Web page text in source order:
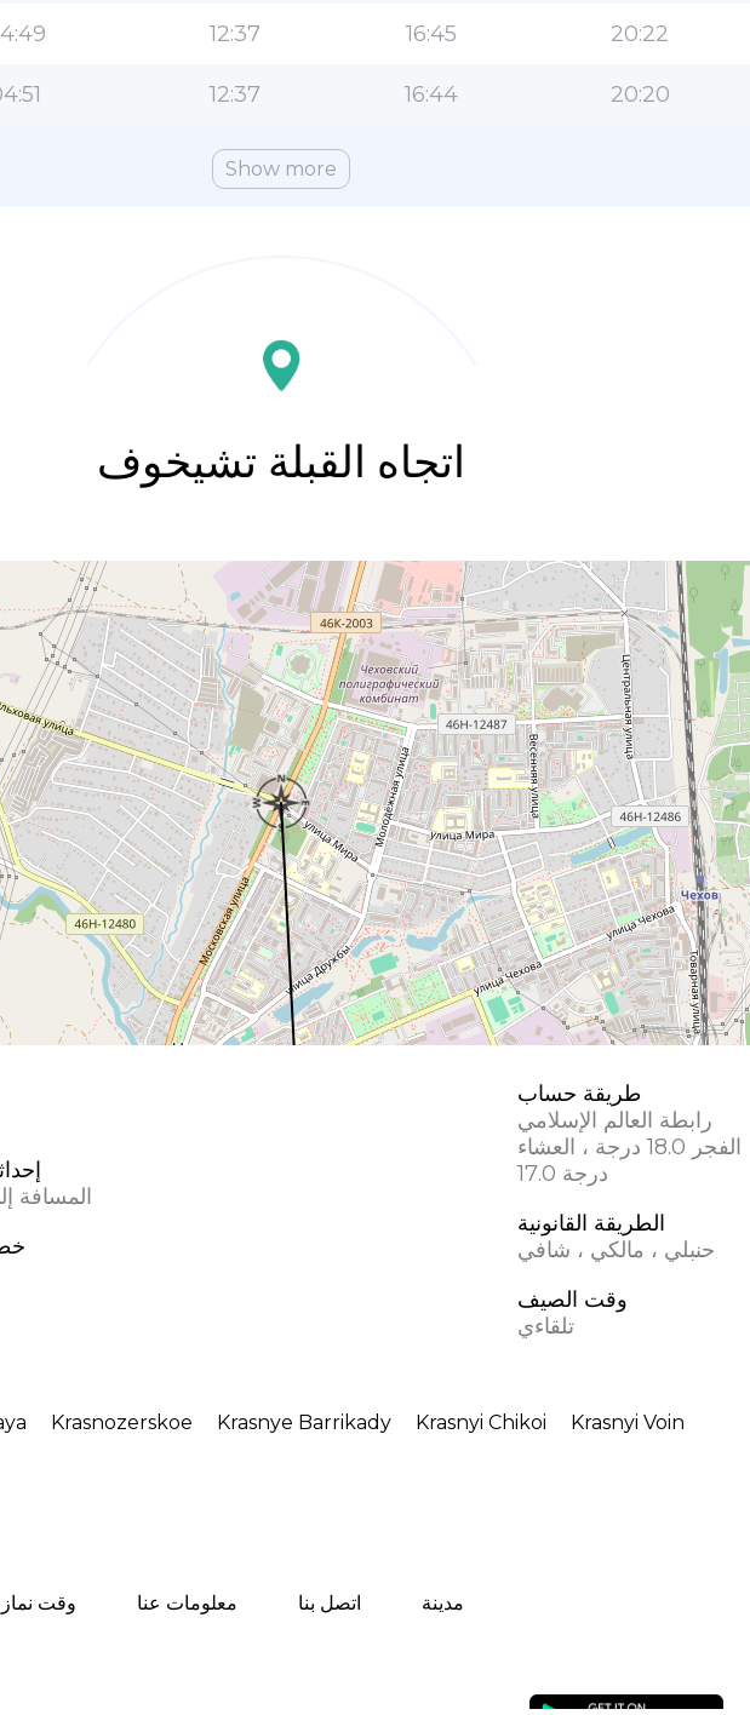
12:37 16:45 20:22
12:37 16:44 20:20
Show more
اتجاه القبلة تشيخوف
المسافة
طريقة حساب
رابطة العالم الإسلامي
الفجر 18.0 درجة ، العشاء
17.0 درجة
الطريقة القانونية
حنبلي ، مالكي ، شافي
وقت الصيف
تلقاءي
Krasnozerskoe Krasnye Barrikady Krasnyi Chikoi Krasnyi Voin
وقت نماز معلومات عنا اتصل بنا مدينة